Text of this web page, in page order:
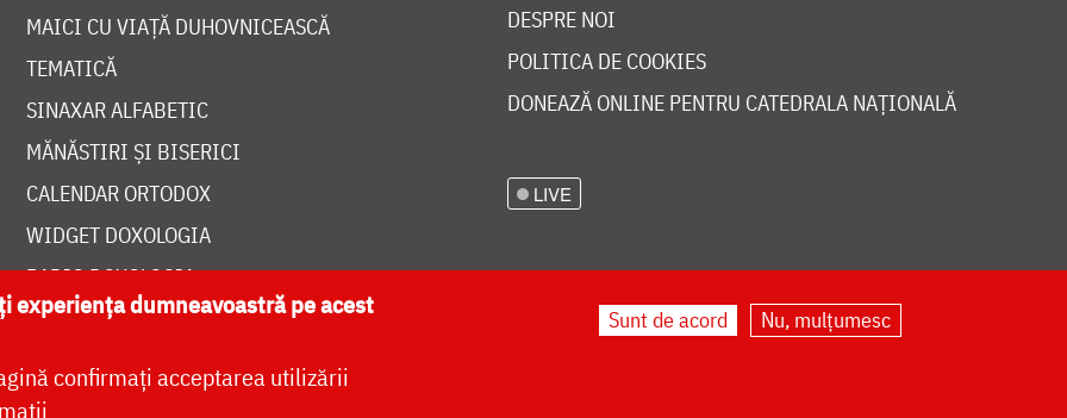
MAICI CU VIAȚĂ DUHOVNICEASCĂ
TEMATICĂ
SINAXAR ALFABETIC
MĂNĂSTIRI ȘI BISERICI
CALENDAR ORTODOX
WIDGET DOXOLOGIA
RADIO DOXOLOGIA
DESPRE NOI
POLITICA DE COOKIES
DONEAZĂ ONLINE PENTRU CATEDRALA NAȚIONALĂ
LIVE
experiența dumneavoastră pe acest
confirmați acceptarea utilizării
Sunt de acord Nu, mulțumesc